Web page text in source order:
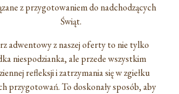
z przygotowaniem do nadchodzących
Świąt.
adwentowy z naszej oferty to nie tylko
niespodzianka, ale przede wszystkim
refleksji i zatrzymania się w zgiełku
przygotowań. To doskonały sposób, aby